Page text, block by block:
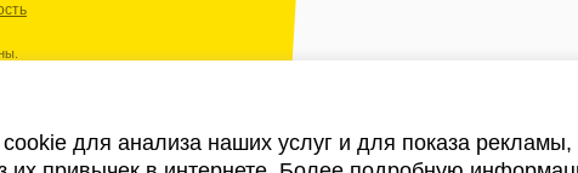
для анализа наших услуг и для показа